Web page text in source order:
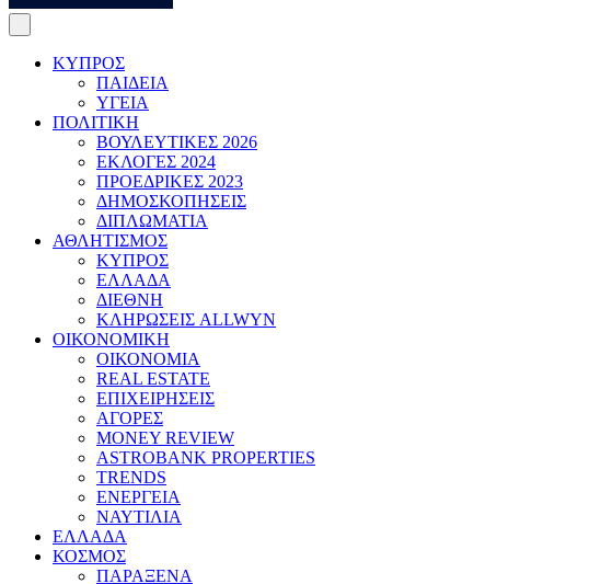
ΚΥΠΡΟΣ
ΠΑΙΔΕΙΑ
ΥΓΕΙΑ
ΠΟΛΙΤΙΚΗ
ΒΟΥΛΕΥΤΙΚΕΣ 2026
ΕΚΛΟΓΕΣ 2024
ΠΡΟΕΔΡΙΚΕΣ 2023
ΔΗΜΟΣΚΟΠΗΣΕΙΣ
ΔΙΠΛΩΜΑΤΙΑ
ΑΘΛΗΤΙΣΜΟΣ
ΚΥΠΡΟΣ
ΕΛΛΑΔΑ
ΔΙΕΘΝΗ
ΚΛΗΡΩΣΕΙΣ ALLWYN
ΟΙΚΟΝΟΜΙΚΗ
ΟΙΚΟΝΟΜΙΑ
REAL ESTATE
ΕΠΙΧΕΙΡΗΣΕΙΣ
ΑΓΟΡΕΣ
MONEY REVIEW
ASTROBANK PROPERTIES
TRENDS
ΕΝΕΡΓΕΙΑ
ΝΑΥΤΙΛΙΑ
ΕΛΛΑΔΑ
ΚΟΣΜΟΣ
ΠΑΡΑΞΕΝΑ